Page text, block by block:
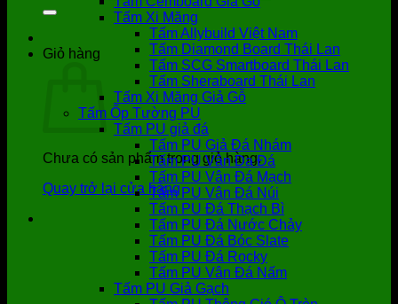
Giỏ hàng
Chưa có sản phẩm trong giỏ hàng.
Quay trở lại cửa hàng
Tấm Xi Măng
Tấm Allybuild Việt Nam
Tấm Diamond Board Thái Lan
Tấm SCG Smartboard Thái Lan
Tấm Sheraboard Thái Lan
Tấm Xi Măng Giả Gỗ
Tấm Ốp Tường PU
Tấm PU giả đá
Tấm PU Giả Đá Nhám
Tấm PU Vân Da Đá
Tấm PU Vân Đá Mạch
Tấm PU Vân Đá Núi
Tấm PU Đá Thạch Bì
Tấm PU Đá Nước Chảy
Tấm PU Đá Bóc Slate
Tấm PU Đá Rocky
Tấm PU Vân Đá Nấm
Tấm PU Giả Gạch